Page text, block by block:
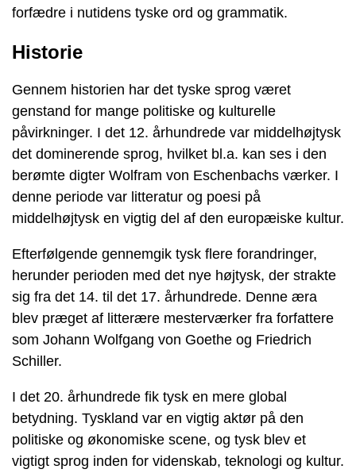
forfædre i nutidens tyske ord og grammatik.
Historie
Gennem historien har det tyske sprog været
genstand for mange politiske og kulturelle
påvirkninger. I det 12. århundrede var middelhøjtysk
det dominerende sprog, hvilket bl.a. kan ses i den
berømte digter Wolfram von Eschenbachs værker. I
denne periode var litteratur og poesi på
middelhøjtysk en vigtig del af den europæiske kultur.
Efterfølgende gennemgik tysk flere forandringer,
herunder perioden med det nye højtysk, der strakte
sig fra det 14. til det 17. århundrede. Denne æra
blev præget af litterære mesterværker fra forfattere
som Johann Wolfgang von Goethe og Friedrich
Schiller.
I det 20. århundrede fik tysk en mere global
betydning. Tyskland var en vigtig aktør på den
politiske og økonomiske scene, og tysk blev et
vigtigt sprog inden for videnskab, teknologi og kultur.